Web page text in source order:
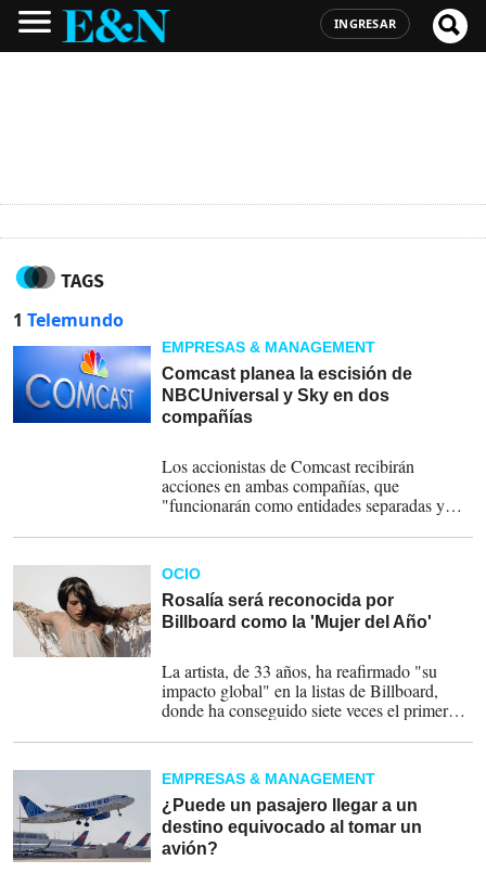
INGRESAR
TAGS
1 Telemundo
EMPRESAS & MANAGEMENT
Comcast planea la escisión de
NBCUniversal y Sky en dos
compañías
Los accionistas de Comcast recibirán
acciones en ambas compañías, que
"funcionarán como entidades separadas y
OCIO
Rosalía será reconocida por
Billboard como la 'Mujer del Año'
La artista, de 33 años, ha reafirmado "su
impacto global" en la listas de Billboard,
donde ha conseguido siete veces el primer
veces en el top 10 en 'Hot Latin Songs'.
EMPRESAS & MANAGEMENT
¿Puede un pasajero llegar a un
destino equivocado al tomar un
avión?